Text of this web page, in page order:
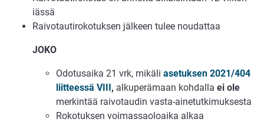
iässä
Raivotautirokotuksen jälkeen tulee noudattaa
JOKO
Odotusaika 21 vrk, mikäli asetuksen 2021/404
liitteessä VIII, alkuperämaan kohdalla ei ole
merkintää raivotaudin vasta-ainetutkimuksesta
Rokotuksen voimassaoloaika alkaa